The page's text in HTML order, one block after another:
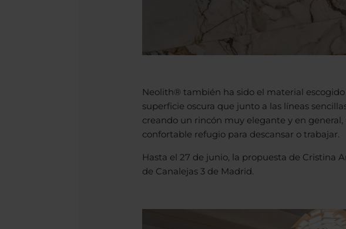
Neolith® también ha sido el material
superficie oscura que junto a las líneas
creando un rincón muy elegante y en
confortable refugio para descansar o trabajar.
Hasta el 27 de junio, la propuesta de Cristina
de Canalejas 3 de Madrid.